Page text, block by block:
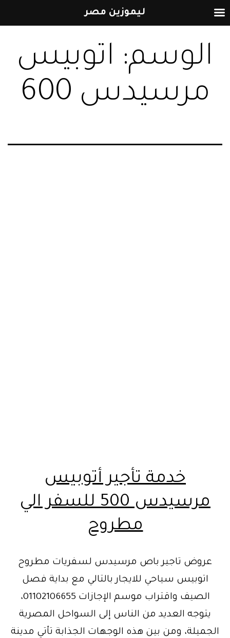
إلى
المحتوى
الوسم: اتوبيس
مرسيدس 600
خدمة تأجير أتوبيس
مرسيدس 500 للسفر الي
مطروح
عروض تاجير باص مرسيدس لسفريات مطروح
اتوبيس سياحي للايجار بالتالي مع بداية فصل
الصيف واقتراب موسم الإجازات 01102106655،
يتوجه العديد من الناس إلى السواحل المصرية
الجميلة، ومن بين هذه الوجهات الجذابة تأتي مدينة
ليموزين مصر